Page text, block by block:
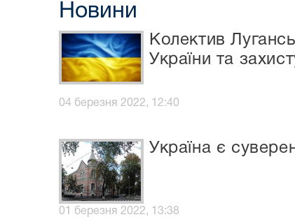
Новини
Колектив
України та
04 березня 2022, 12:40
Україна є
01 березня 2022, 13:38